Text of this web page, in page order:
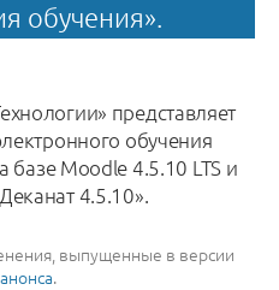
обучения».
представляет
обучения
базе Moodle 4.5.10 LTS и
4.5.10».
выпущенные в версии
.